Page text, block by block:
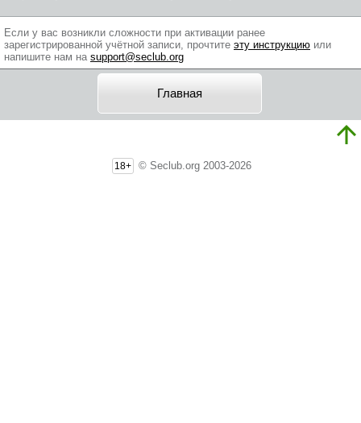
Если у вас возникли сложности при активации ранее
зарегистрированной учётной записи, прочтите эту инструкцию или
напишите нам на support@seclub.org
Главная
18+ © Seclub.org 2003-2026